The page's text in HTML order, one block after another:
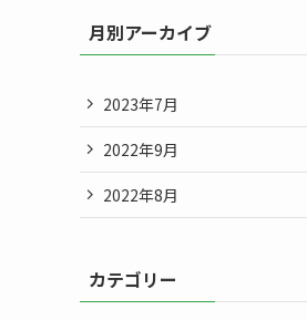
月別アーカイブ
2023年7月
2022年9月
2022年8月
カテゴリー